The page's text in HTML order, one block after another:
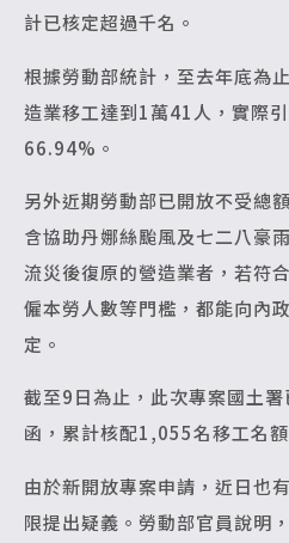
計已核定超過千名。
根據勞動部統計，至去年底為
造業移工達到1萬41人，實際
66.94%。
另外近期勞動部已開放不受總
含協助丹娜絲颱風及七二八豪
流災後復原的營造業者，若符
僱本勞人數等門檻，都能向內
定。
截至9日為止，此次專案國土
函，累計核配1,055名移工名額
由於新開放專案申請，近日也
限提出疑義。勞動部官員說明